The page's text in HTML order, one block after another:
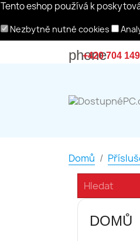
Tento eshop používá k
Nezbytně nutné cookies
phone
+420 704
Domů
DOMŮ